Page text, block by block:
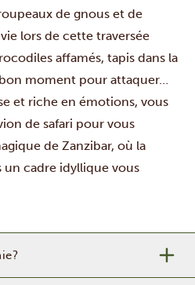
de gnous et de
lors de cette traversée
affamés, tapis dans la
moment pour attaquer…
et riche en émotions, vous
de safari pour vous
de Zanzibar, où la
un cadre idyllique vous